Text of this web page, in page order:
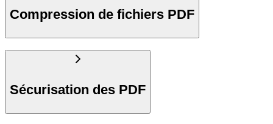
Compression de fichiers PDF
Sécurisation des PDF